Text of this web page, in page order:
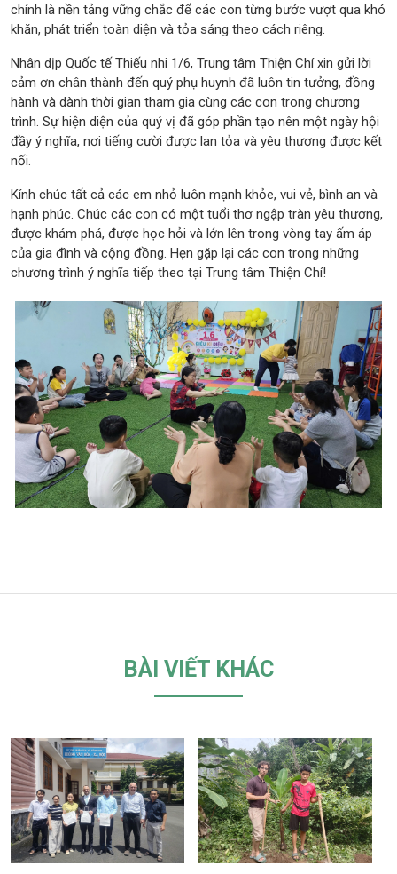
chính là nền tảng vững chắc để các con từng bước vượt qua khó
khăn, phát triển toàn diện và tỏa sáng theo cách riêng.
Nhân dịp Quốc tế Thiếu nhi 1/6, Trung tâm Thiện Chí xin gửi lời
cảm ơn chân thành đến quý phụ huynh đã luôn tin tưởng, đồng
hành và dành thời gian tham gia cùng các con trong chương
trình. Sự hiện diện của quý vị đã góp phần tạo nên một ngày hội
đầy ý nghĩa, nơi tiếng cười được lan tỏa và yêu thương được kết
nối.
Kính chúc tất cả các em nhỏ luôn mạnh khỏe, vui vẻ, bình an và
hạnh phúc. Chúc các con có một tuổi thơ ngập tràn yêu thương,
được khám phá, được học hỏi và lớn lên trong vòng tay ấm áp
của gia đình và cộng đồng. Hẹn gặp lại các con trong những
chương trình ý nghĩa tiếp theo tại Trung tâm Thiện Chí!
BÀI VIẾT KHÁC